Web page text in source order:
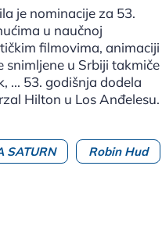
je nominacije za 53.
u naučnoj
filmovima, animaciji
snimljene u Srbiji takmiče
... 53. godišnja dodela
Hilton u Los Anđelesu.
SATURN Robin Hud